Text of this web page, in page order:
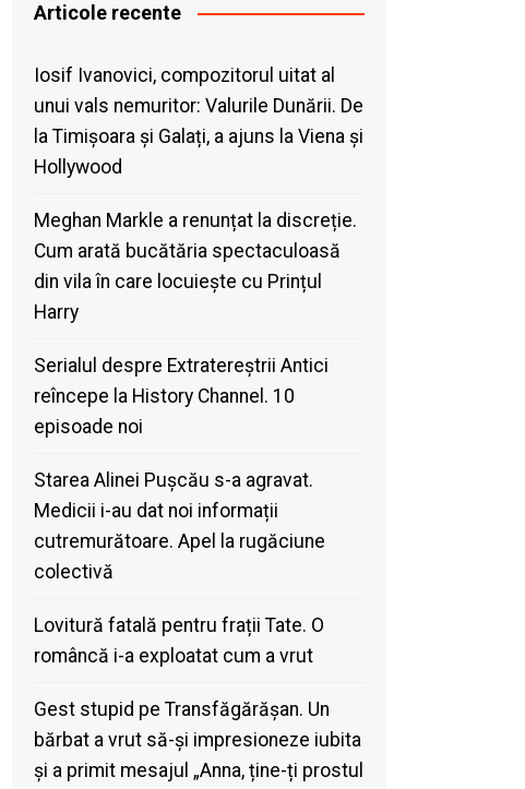
Articole recente
Iosif Ivanovici, compozitorul uitat al
unui vals nemuritor: Valurile Dunării. De
la Timișoara și Galați, a ajuns la Viena și
Hollywood
Meghan Markle a renunțat la discreție.
Cum arată bucătăria spectaculoasă
din vila în care locuiește cu Prințul
Harry
Serialul despre Extratereștrii Antici
reîncepe la History Channel. 10
episoade noi
Starea Alinei Pușcău s-a agravat.
Medicii i-au dat noi informații
cutremurătoare. Apel la rugăciune
colectivă
Lovitură fatală pentru frații Tate. O
româncă i-a exploatat cum a vrut
Gest stupid pe Transfăgărășan. Un
bărbat a vrut să-și impresioneze iubita
și a primit mesajul „Anna, ține-ți prostul